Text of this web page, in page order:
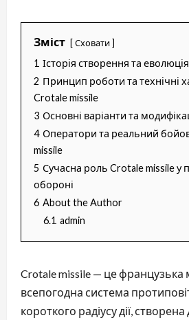
Зміст Сховати
1 Історія створення та
2 Принцип роботи та технічні
Crotale missile
3 Основні варіанти та
4 Оператори та реальний
missile
5 Сучасна роль Crotale missile у
обороні
6 About the Author
6.1 admin
Crotale missile — це французька
всепогодна система
короткого радіусу дії,